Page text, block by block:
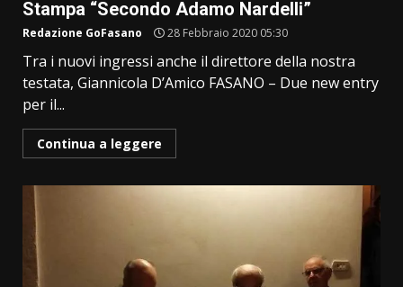
Stampa “Secondo Adamo Nardelli”
Redazione GoFasano 28 Febbraio 2020 05:30
Tra i nuovi ingressi anche il direttore della nostra
testata, Giannicola D’Amico FASANO – Due new entry
per il...
Continua a leggere